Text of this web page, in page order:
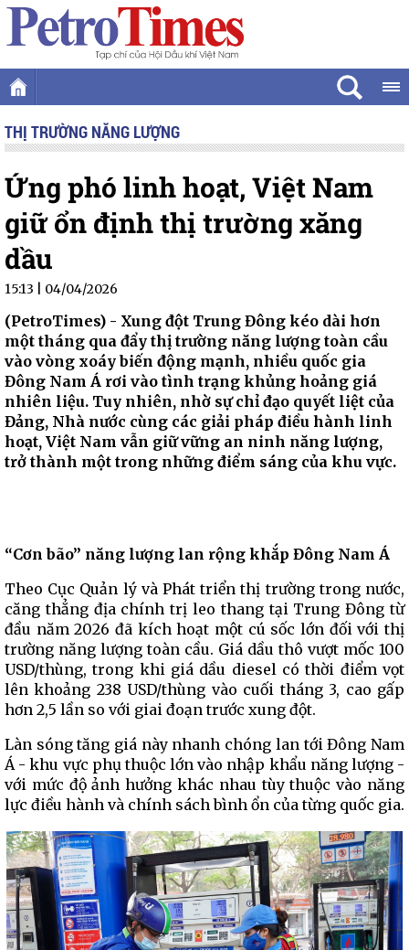
THỊ TRƯỜNG NĂNG LƯỢNG
Ứng phó linh hoạt, Việt Nam
giữ ổn định thị trường xăng
dầu
15:13 | 04/04/2026
(PetroTimes) - Xung đột Trung Đông kéo dài hơn
một tháng qua đẩy thị trường năng lượng toàn cầu
vào vòng xoáy biến động mạnh, nhiều quốc gia
Đông Nam Á rơi vào tình trạng khủng hoảng giá
nhiên liệu. Tuy nhiên, nhờ sự chỉ đạo quyết liệt của
Đảng, Nhà nước cùng các giải pháp điều hành linh
hoạt, Việt Nam vẫn giữ vững an ninh năng lượng,
trở thành một trong những điểm sáng của khu vực.
“Cơn bão” năng lượng lan rộng khắp Đông Nam Á
Theo Cục Quản lý và Phát triển thị trường trong nước,
căng thẳng địa chính trị leo thang tại Trung Đông từ
đầu năm 2026 đã kích hoạt một cú sốc lớn đối với thị
trường năng lượng toàn cầu. Giá dầu thô vượt mốc 100
USD/thùng, trong khi giá dầu diesel có thời điểm vọt
lên khoảng 238 USD/thùng vào cuối tháng 3, cao gấp
hơn 2,5 lần so với giai đoạn trước xung đột.
Làn sóng tăng giá này nhanh chóng lan tới Đông Nam
Á - khu vực phụ thuộc lớn vào nhập khẩu năng lượng -
với mức độ ảnh hưởng khác nhau tùy thuộc vào năng
lực điều hành và chính sách bình ổn của từng quốc gia.